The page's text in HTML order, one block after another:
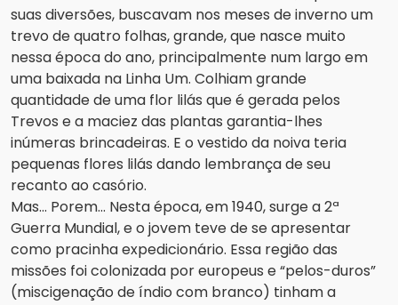
suas diversões, buscavam nos meses de inverno um
trevo de quatro folhas, grande, que nasce muito
nessa época do ano, principalmente num largo em
uma baixada na Linha Um. Colhiam grande
quantidade de uma flor lilás que é gerada pelos
Trevos e a maciez das plantas garantia-lhes
inúmeras brincadeiras. E o vestido da noiva teria
pequenas flores lilás dando lembrança de seu
recanto ao casório.
Mas... Porem... Nesta época, em 1940, surge a 2ª
Guerra Mundial, e o jovem teve de se apresentar
como pracinha expedicionário. Essa região das
missões foi colonizada por europeus e “pelos-duros”
(miscigenação de índio com branco) tinham a